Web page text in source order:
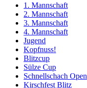
1. Mannschaft
2. Mannschaft
3. Mannschaft
4. Mannschaft
Jugend
Kopfnuss!
Blitzcup
Sülze Cup
Schnellschach Open
Kirschfest Blitz